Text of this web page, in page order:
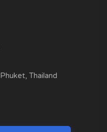
Phuket, Thailand